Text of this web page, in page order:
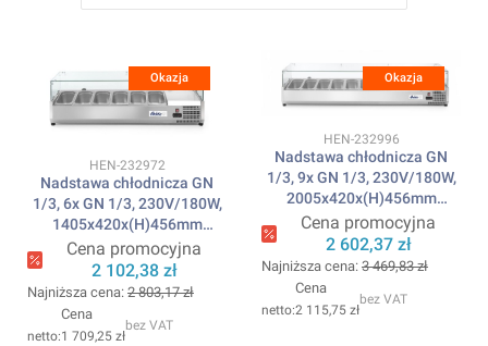
Okazja
Kod produktu
HEN-232972
Nadstawa chłodnicza GN
1/3, 6x GN 1/3, 230V/180W,
1405x420x(H)456mm
ARKTIC
Cena promocyjna
2 102,38 zł
Najniższa cena: 2 803,17 zł
Cena
1 709,25 zł
bez VAT
Okazja
Kod produktu
HEN-232996
Nadstawa chłodnicza GN
1/3, 9x GN 1/3, 230V/180W,
2005x420x(H)456mm
ARKTIC
Cena promocyjna
2 602,37 zł
Najniższa cena: 3 469,83 zł
Cena
2 115,75 zł
bez VAT